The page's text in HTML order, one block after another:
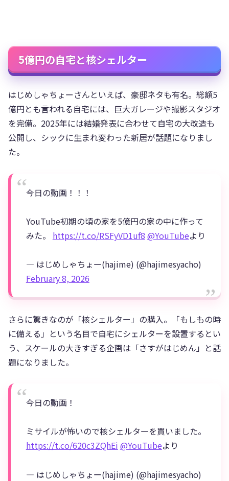
5億円の自宅と核シェルター
はじめしゃちょーさんといえば、豪邸ネタも有名。総額5
億円とも言われる自宅には、巨大ガレージや撮影スタジオ
を完備。2025年には結婚発表に合わせて自宅の大改造も
公開し、シックに生まれ変わった新居が話題になりまし
た。
今日の動画！！！
YouTube初期の頃の家を5億円の家の中に作って
みた。 https://t.co/RSFyVD1uf8 @YouTubeより
— はじめしゃちょー(hajime) (@hajimesyacho)
February 8, 2026
さらに驚きなのが「核シェルター」の購入。「もしもの時
に備える」という名目で自宅にシェルターを設置するとい
う、スケールの大きすぎる企画は「さすがはじめん」と話
題になりました。
今日の動画！
ミサイルが怖いので核シェルターを買いました。
https://t.co/620c3ZQhEi @YouTubeより
— はじめしゃちょー(hajime) (@hajimesyacho)